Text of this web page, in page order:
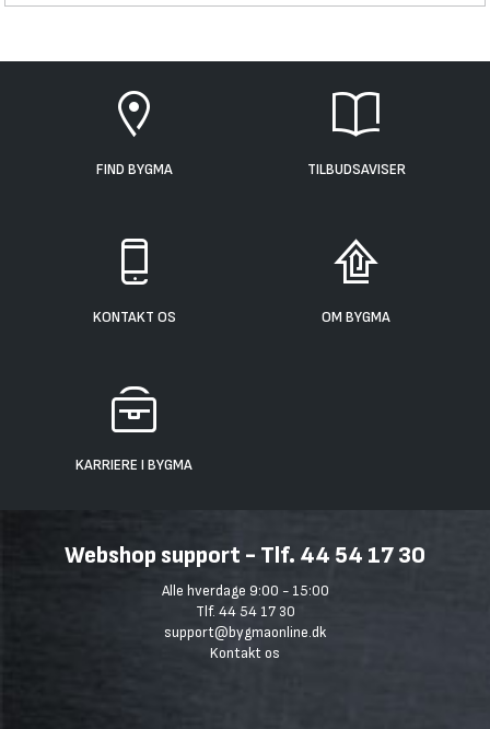
FIND BYGMA TILBUDSAVISER
KONTAKT OS OM BYGMA
KARRIERE I BYGMA
Webshop support - Tlf. 44 54 17 30
Alle hverdage 9:00 - 15:00
Tlf. 44 54 17 30
support@bygmaonline.dk
Kontakt os